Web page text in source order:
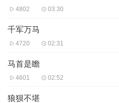
4802 03:30
千军万马
4720 02:31
马首是瞻
4601 02:52
狼狈不堪